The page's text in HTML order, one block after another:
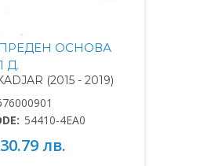
ОСНОВА
Д.
(2015 - 2019)
54410-4EA0
лв.